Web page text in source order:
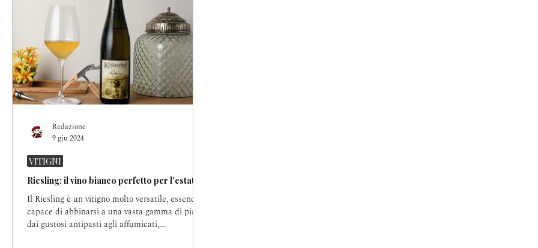
Riesling: il vino bianco perfetto per l'estate!
Il Riesling è un vitigno molto versatile, essendo
capace di abbinarsi a una vasta gamma di piatti,
dai gustosi antipasti agli affumicati,...
VITIGNI
Redazione
9 giu 2024